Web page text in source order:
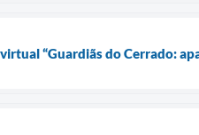
“Guardiãs do Cerrado: